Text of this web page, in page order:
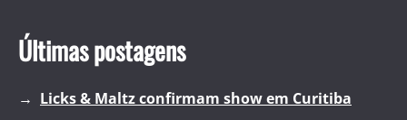
Últimas postagens
Licks & Maltz confirmam show em Curitiba